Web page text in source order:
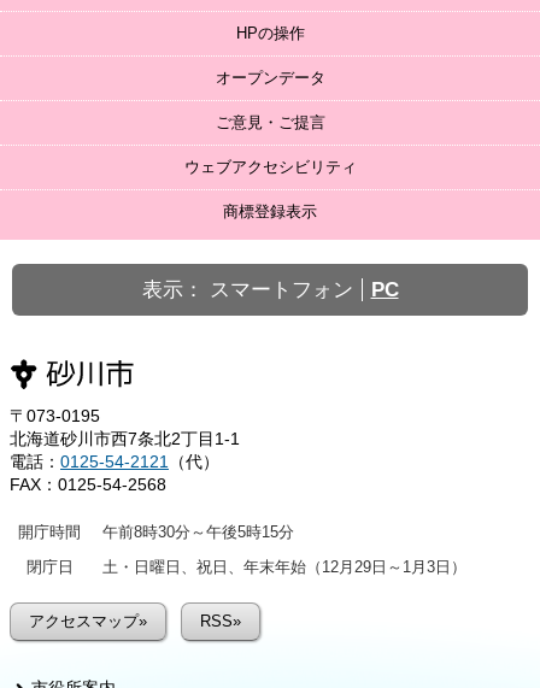
HPの操作
オープンデータ
ご意見・ご提言
ウェブアクセシビリティ
商標登録表示
表示： スマートフォン PC
〒073-0195
北海道砂川市西7条北2丁目1-1
電話： 0125-54-2121
（代）
FAX：0125-54-2568
開庁時間
午前8時30分～午後5時15分
閉庁日
土・日曜日、祝日、年末年始（12月29日～1月3日）
アクセスマップ» RSS»